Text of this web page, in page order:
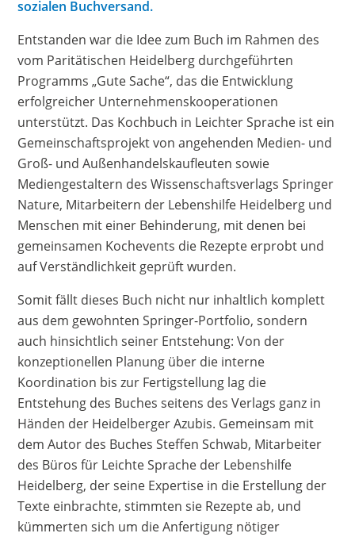
sozialen Buchversand.
Entstanden war die Idee zum Buch im Rahmen des
vom Paritätischen Heidelberg durchgeführten
Programms „Gute Sache“, das die Entwicklung
erfolgreicher Unternehmenskooperationen
unterstützt. Das Kochbuch in Leichter Sprache ist ein
Gemeinschaftsprojekt von angehenden Medien- und
Groß- und Außenhandelskaufleuten sowie
Mediengestaltern des Wissenschaftsverlags Springer
Nature, Mitarbeitern der Lebenshilfe Heidelberg und
Menschen mit einer Behinderung, mit denen bei
gemeinsamen Kochevents die Rezepte erprobt und
auf Verständlichkeit geprüft wurden.
Somit fällt dieses Buch nicht nur inhaltlich komplett
aus dem gewohnten Springer-Portfolio, sondern
auch hinsichtlich seiner Entstehung: Von der
konzeptionellen Planung über die interne
Koordination bis zur Fertigstellung lag die
Entstehung des Buches seitens des Verlags ganz in
Händen der Heidelberger Azubis. Gemeinsam mit
dem Autor des Buches Steffen Schwab, Mitarbeiter
des Büros für Leichte Sprache der Lebenshilfe
Heidelberg, der seine Expertise in die Erstellung der
Texte einbrachte, stimmten sie Rezepte ab, und
kümmerten sich um die Anfertigung nötiger